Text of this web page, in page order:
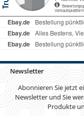
Newsletter
Abonnieren Sie jetzt
Newsletter und Sie
Produkte